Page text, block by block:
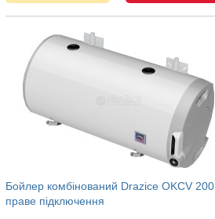
Бойлер комбінований Drazice OKCV 200
праве підключення